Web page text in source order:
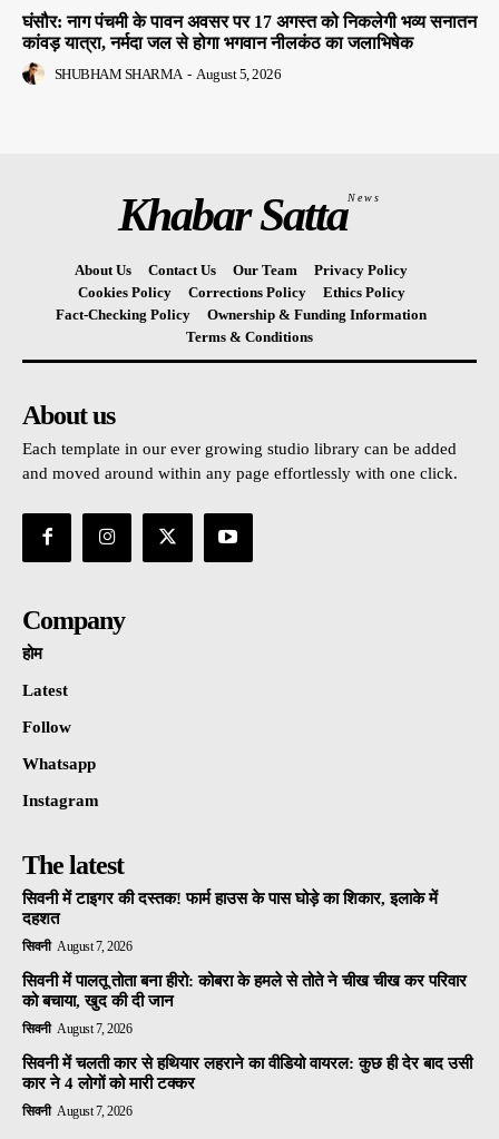
घंसौर: नाग पंचमी के पावन अवसर पर 17 अगस्त को निकलेगी भव्य सनातन
कांवड़ यात्रा, नर्मदा जल से होगा भगवान नीलकंठ का जलाभिषेक
SHUBHAM SHARMA - August 5, 2026
Khabar SattaNews
About Us Contact Us Our Team
Privacy Policy
Cookies Policy
Corrections Policy
Ethics Policy
Fact-Checking Policy
Ownership & Funding Information
Terms & Conditions
About us
Each template in our ever growing studio library can be added
and moved around within any page effortlessly with one click.
Company
होम
Latest
Follow
Whatsapp
Instagram
The latest
सिवनी में टाइगर की दस्तक! फार्म हाउस के पास घोड़े का शिकार, इलाके में
दहशत
सिवनी August 7, 2026
सिवनी में पालतू तोता बना हीरो: कोबरा के हमले से तोते ने चीख चीख कर परिवार
को बचाया, खुद की दी जान
सिवनी August 7, 2026
सिवनी में चलती कार से हथियार लहराने का वीडियो वायरल: कुछ ही देर बाद उसी
कार ने 4 लोगों को मारी टक्कर
सिवनी August 7, 2026